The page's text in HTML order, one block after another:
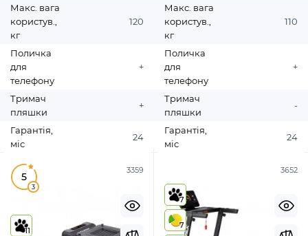
Макс. вага
користув.,
кг
120
Поличка
для
телефону
+
Тримач
пляшки
+
Гарантія,
міс
24
Макс. вага
користув.,
кг
110
Поличка
для
телефону
+
Тримач
пляшки
-
Гарантія,
міс
24
3359
5
3
11
3652
7
7